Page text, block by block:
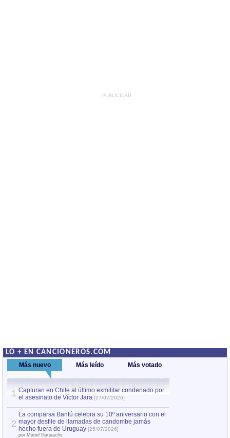
PUBLICIDAD
LO + EN CANCIONEROS.COM
Más nuevo Más leído Más votado
1 Capturan en Chile al último exmilitar condenado por
el asesinato de Víctor Jara [27/07/2026]
2
La comparsa Bantú celebra su 10º aniversario con el
mayor desfile de llamadas de candombe jamás
hecho fuera de Uruguay [25/07/2026]
por Manel Gausachs